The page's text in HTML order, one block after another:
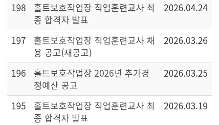
198
홀트보호작업장 직업훈련교사 최
종 합격자 발표
2026.04.24
197
홀트보호작업장 직업훈련교사 채
용 공고(재공고)
2026.03.26
196
홀트보호작업장 2026년 추가경
정예산 공고
2026.03.25
195
홀트보호작업장 직업훈련교사 최
종 합격자 발표
2026.03.19